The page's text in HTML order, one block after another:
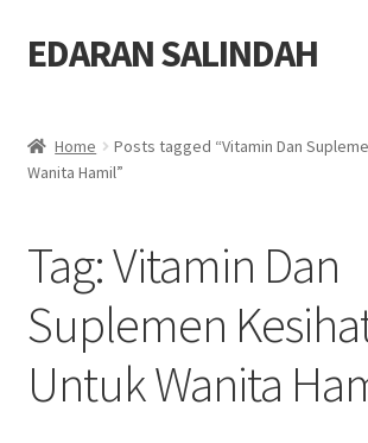
Skip
to
Skip
to
EDARAN SALINDAH
Blog
Order
Hubungi
Home
Posts tagged “Vitamin Dan
Wanita Hamil”
Tag:Vitamin Dan
Suplemen
Untuk Wanita